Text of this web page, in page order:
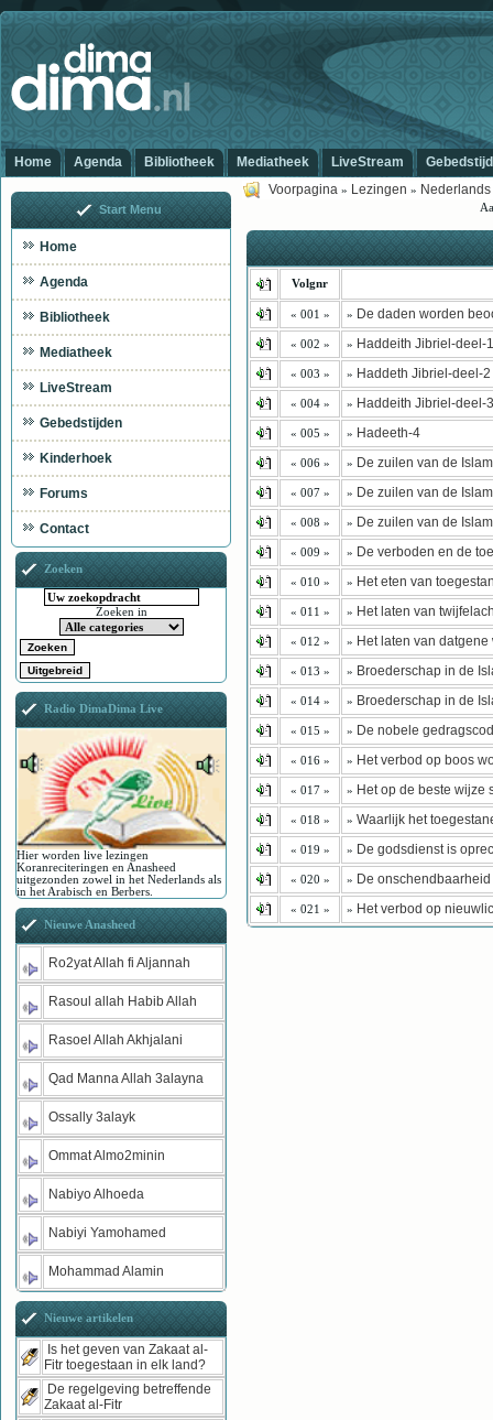
Home Agenda Bibliotheek Mediatheek LiveStream
Voorpagina » Lezingen » Nederlands
Volgnr
« 001 » » De daden worden
« 002 » » Haddeith Jibriel-deel-1
« 003 » » Haddeth Jibriel-deel-2
« 004 » » Haddeith Jibriel-deel-3
« 005 » » Hadeeth-4
« 006 » » De zuilen van de
« 007 » » De zuilen van de
« 008 » » De zuilen van de
« 009 » » De verboden en de
« 010 » » Het eten van
« 011 » » Het laten van
« 012 » » Het laten van
« 013 » » Broederschap in de
« 014 » » Broederschap in de
« 015 » » De nobele
« 016 » » Het verbod op boos
« 017 » » Het op de beste wijze
« 018 » » Waarlijk het
« 019 » » De godsdienst is
« 020 » » De
« 021 » » Het verbod op
Start Menu
Home
Agenda
Bibliotheek
Mediatheek
LiveStream
Gebedstijden
Kinderhoek
Forums
Contact
Zoeken
Zoeken in
Radio DimaDima Live
Hier worden live lezingen
Koranreciteringen en Anasheed
uitgezonden zowel in het Nederlands als
in het Arabisch en Berbers.
Nieuwe Anasheed
Ro2yat Allah fi Aljannah
Rasoul allah Habib Allah
Rasoel Allah Akhjalani
Qad Manna Allah 3alayna
Ossally 3alayk
Ommat Almo2minin
Nabiyo Alhoeda
Nabiyi Yamohamed
Mohammad Alamin
Nieuwe artikelen
Is het geven van Zakaat al-
Fitr toegestaan in elk land?
De regelgeving betreffende
Zakaat al-Fitr